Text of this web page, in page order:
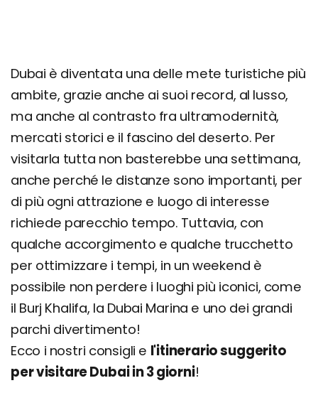
Dubai è diventata una delle mete turistiche più
ambite, grazie anche ai suoi record, al lusso,
ma anche al contrasto fra ultramodernità,
mercati storici e il fascino del deserto. Per
visitarla tutta non basterebbe una settimana,
anche perché le distanze sono importanti, per
di più ogni attrazione e luogo di interesse
richiede parecchio tempo. Tuttavia, con
qualche accorgimento e qualche trucchetto
per ottimizzare i tempi, in un weekend è
possibile non perdere i luoghi più iconici, come
il Burj Khalifa, la Dubai Marina e uno dei grandi
parchi divertimento!
Ecco i nostri consigli e l'itinerario suggerito
per visitare Dubai in 3 giorni!